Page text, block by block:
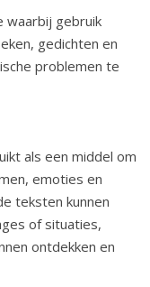
waarbij gebruik
gedichten en
problemen te
als een middel om
emoties en
teksten kunnen
of situaties,
ontdekken en